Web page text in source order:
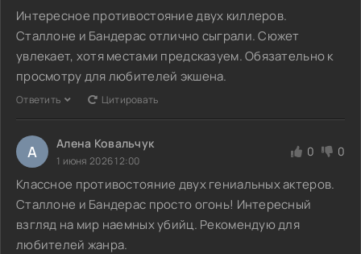
Интересное противостояние двух киллеров.
Сталлоне и Бандерас отлично сыграли. Сюжет
увлекает, хотя местами предсказуем. Обязательно к
просмотру для любителей экшена.
Ответить Цитировать
А Алена Ковальчук
1 июня 2026 12:00
0 0
Классное противостояние двух гениальных актеров.
Сталлоне и Бандерас просто огонь! Интересный
взгляд на мир наемных убийц. Рекомендую для
любителей жанра.